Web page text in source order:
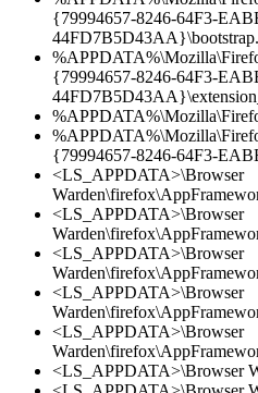
{79994657-8246-64F3-
{79994657-8246-64F3-
{79994657-8246-64F3-
<LS_APPDATA>\Browser
<LS_APPDATA>\Browser
<LS_APPDATA>\Browser
<LS_APPDATA>\Browser
<LS_APPDATA>\Browser
<LS_APPDATA>\Browser